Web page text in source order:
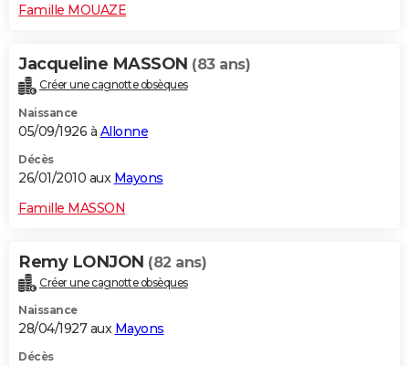
Famille MOUAZE
Jacqueline MASSON (83 ans)
Créer une cagnotte obsèques
Naissance
05/09/1926 à Allonne
Décès
26/01/2010 aux Mayons
Famille MASSON
Remy LONJON (82 ans)
Créer une cagnotte obsèques
Naissance
28/04/1927 aux Mayons
Décès